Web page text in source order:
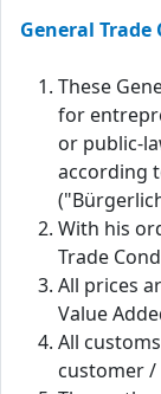
General
These
for
or public-
according
With his
Trade
All prices
Value
All
customer /